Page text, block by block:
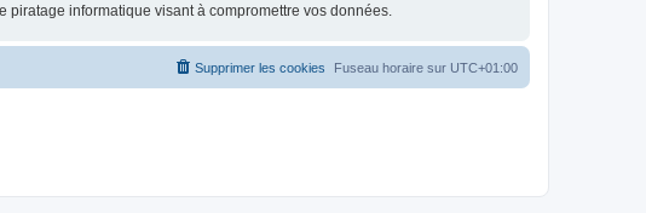
informatique visant à compromettre vos données.
Fuseau horaire sur UTC+01:00
Supprimer les cookies